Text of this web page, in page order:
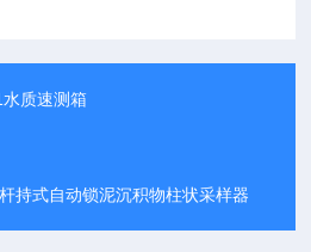
质速测箱
持式自动锁泥沉积物柱状采样器